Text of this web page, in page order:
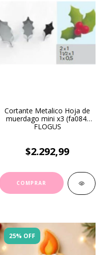
Cortante Metalico Hoja de
muerdago mini x3 (fa084)
FLOGUS
$2.292,99
25% OFF